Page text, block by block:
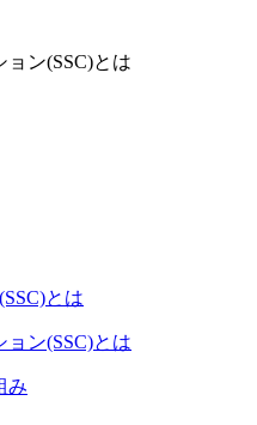
ン(SSC)とは
とは
ン(SSC)とは
み